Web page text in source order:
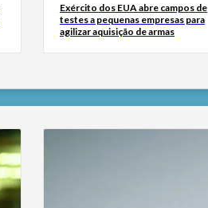
Exército dos EUA abre campos de
testes a pequenas empresas para
agilizar aquisição de armas